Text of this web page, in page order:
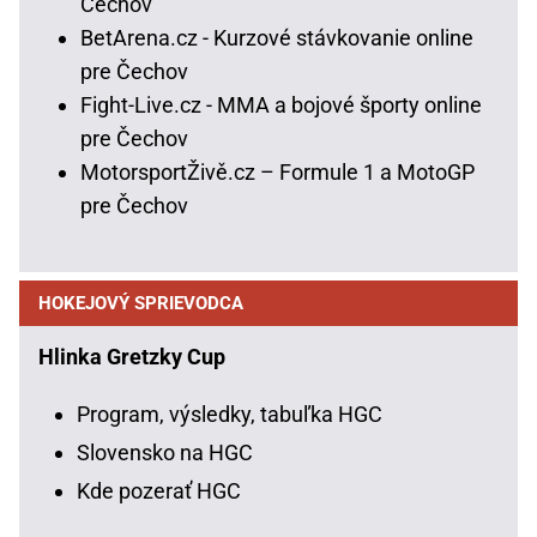
BetArena.cz - Kurzové stávkovanie online
pre Čechov
Fight-Live.cz - MMA a bojové športy online
pre Čechov
MotorsportŽivě.cz – Formule 1 a MotoGP
pre Čechov
HOKEJOVÝ SPRIEVODCA
Hlinka Gretzky Cup
Program, výsledky, tabuľka HGC
Slovensko na HGC
Kde pozerať HGC